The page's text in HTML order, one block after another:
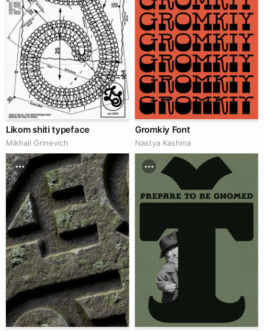
Likom shiti typeface
Mikhail Grinevich
Gromkiy Font
Nastya Kashina